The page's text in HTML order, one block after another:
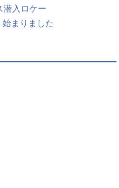
潜入ロケー
始まりました